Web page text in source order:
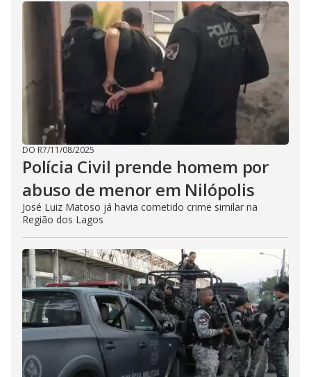
DO R7/11/08/2025
Polícia Civil prende homem por
abuso de menor em Nilópolis
José Luiz Matoso já havia cometido crime similar na
Região dos Lagos